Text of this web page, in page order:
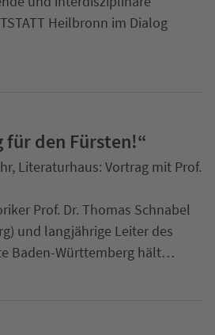
Heilbronn im Dialog
für den Fürsten!“
Literaturhaus: Vortrag mit Prof.
Prof. Dr. Thomas Schnabel
und langjährige Leiter des
Baden-Württemberg hält…